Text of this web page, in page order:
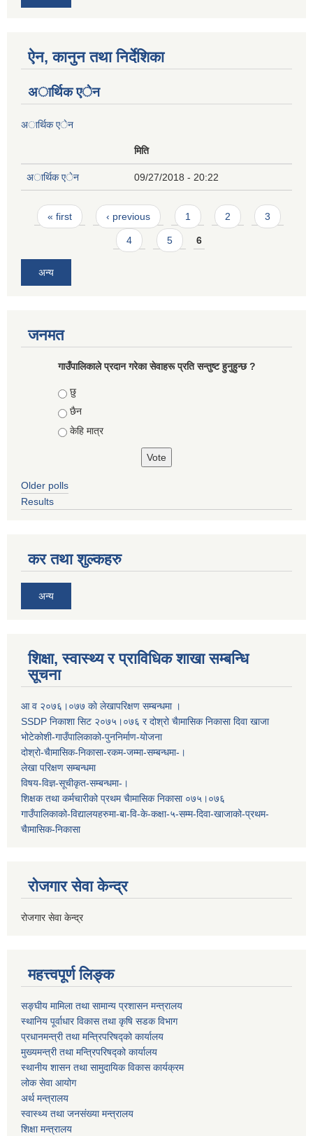
ऐन, कानुन तथा निर्देशिका
अार्थिक एेन
अार्थिक एेन
मिति
अार्थिक एेन 09/27/2018 - 20:22
Pages
« first ‹ previous 1 2 3
4 5 6
अन्य
जनमत
गाउँपालिकाले प्रदान गरेका सेवाहरू प्रति सन्तुष्ट हुनुहुन्छ ?
Choices
छु
छैन
केहि मात्र
Older polls
Results
कर तथा शुल्कहरु
अन्य
शिक्षा, स्वास्थ्य र प्राविधिक शाखा सम्बन्धि
सूचना
आ व २०७६।०७७ काे लेखापरिक्षण सम्बन्धमा ।
SSDP निकाशा सिट २०७५।०७६ र दोश्रो चैामासिक निकासा दिवा खाजा
भोटेकोशी-गाउँपालिकाको-पुननिर्माण-योजना
दोश्रो-चैामासिक-निकासा-रकम-जम्मा-सम्बन्धमा-।
लेखा परिक्षण सम्बन्धमा
विषय-विज्ञ-सूचीकृत-सम्बन्धमा-।
शिक्षक तथा कर्मचारीको प्रथम च‌ैामासिक निकासा ०७५।०७६
गाउँपालिकाको-विद्यालयहरुमा-बा-वि-के-कक्षा-५-सम्म-दिवा-खाजाको-प्रथम-
चैामासिक-निकासा
रोजगार सेवा केन्द्र
रोजगार सेवा केन्द्र
महत्त्वपूर्ण लिङ्क
सङ्घीय मामिला तथा सामान्य प्रशासन मन्त्रालय
स्थानिय पूर्वाधार विकास तथा कृषि सडक विभाग
प्रधानमन्त्री तथा मन्त्रिपरिषद्को कार्यालय
मुख्यमन्त्री तथा मन्त्रिपरिषद्को कार्यालय
स्थानीय शासन तथा सामुदायिक विकास कार्यक्रम
लोक सेवा आयोग
अर्थ मन्त्रालय
स्वास्थ्य तथा जनस‌ंख्या मन्त्रालय
शिक्षा मन्त्रालय